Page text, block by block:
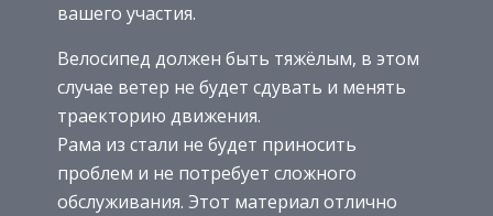
вашего участия.
Велосипед должен быть тяжёлым, в этом
случае ветер не будет сдувать и менять
траекторию движения.
Рама из стали не будет приносить
проблем и не потребует сложного
обслуживания. Этот материал отлично